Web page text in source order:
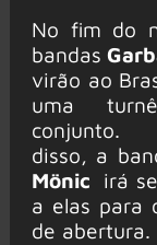
No fim do
bandas
virão ao
uma
conjunto.
disso, a
Mönic irá
a elas para
de abertura.